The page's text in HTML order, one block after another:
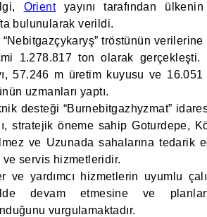
Orientyayını tarafından
bulunularak verildi.
tröstünün
1.278.817 ton olarak gerçekleşti.
57.246 m üretim kuyusu ve
uzmanları yaptı.
desteği “Burnebitgazhyzmat”
stratejik öneme sahip Goturdepe,
ve Uzunada sahalarına tedarik
ve servis hizmetleridir.
yardımcı hizmetlerin uyumlu
devam etmesine ve
vurgulamaktadır.